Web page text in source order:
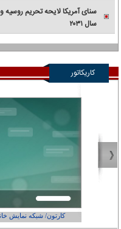
سنای آمریکا لایحه تحریم روسیه
سال ۲۰۳۱
کاریکاتور
کارتون/ شبکه نمایش